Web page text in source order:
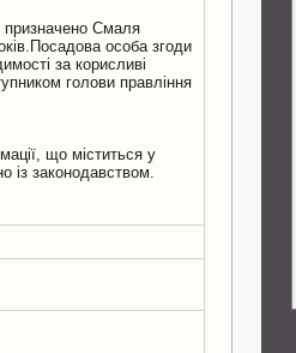
призначено Смаля
особа згоди
за корисливі
голови правління
що міститься у
із законодавством.